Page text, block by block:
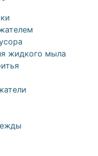
жидкого мыла